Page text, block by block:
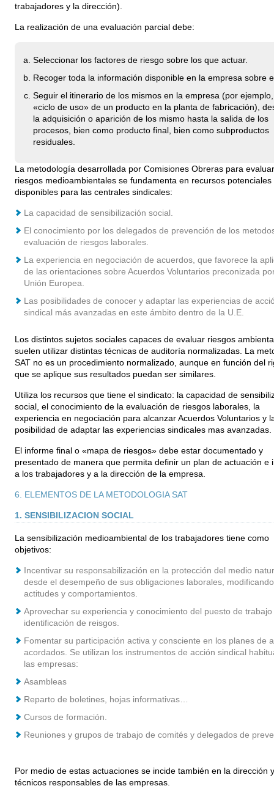
trabajadores y la dirección).
La realización de una evaluación parcial debe:
Seleccionar los factores de riesgo sobre los que actuar.
Recoger toda la información disponible en la empresa sobre
Seguir el itinerario de los mismos en la empresa (por
«ciclo de uso» de un producto en la planta de fabricación),
la adquisición o aparición de los mismo hasta la salida de los
procesos, bien como producto final, bien como subproductos
residuales.
La metodología desarrollada por Comisiones Obreras para
riesgos medioambientales se fundamenta en recursos potenciales
disponibles para las centrales sindicales:
La capacidad de sensibilización social.
El conocimiento por los delegados de prevención de los
evaluación de riesgos laborales.
La experiencia en negociación de acuerdos, que favorece la
de las orientaciones sobre Acuerdos Voluntarios preconizada
Unión Europea.
Las posibilidades de conocer y adaptar las experiencias de
sindical más avanzadas en este ámbito dentro de la U.E.
Los distintos sujetos sociales capaces de evaluar riesgos
suelen utilizar distintas técnicas de auditoría normalizadas. La
SAT no es un procedimiento normalizado, aunque en función del
que se aplique sus resultados puedan ser similares.
Utiliza los recursos que tiene el sindicato: la capacidad de
social, el conocimiento de la evaluación de riesgos laborales, la
experiencia en negociación para alcanzar Acuerdos Voluntarios y
posibilidad de adaptar las experiencias sindicales mas avanzadas.
El informe final o «mapa de riesgos» debe estar documentado y
presentado de manera que permita definir un plan de actuación e
a los trabajadores y a la dirección de la empresa.
6. ELEMENTOS DE LA METODOLOGIA SAT
1. SENSIBILIZACION SOCIAL
La sensibilización medioambiental de los trabajadores tiene como
objetivos:
Incentivar su responsabilización en la protección del medio
desde el desempeño de sus obligaciones laborales,
actitudes y comportamientos.
Aprovechar su experiencia y conocimiento del puesto de trabajo
identificación de reisgos.
Fomentar su participación activa y consciente en los planes de
acordados. Se utilizan los instrumentos de acción sindical
las empresas:
Asambleas
Reparto de boletines, hojas informativas…
Cursos de formación.
Reuniones y grupos de trabajo de comités y delegados de
Por medio de estas actuaciones se incide también en la dirección
técnicos responsables de las empresas.